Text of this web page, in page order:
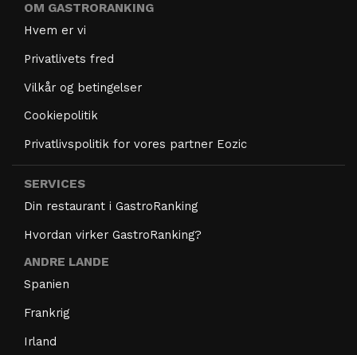
OM GASTRORANKING
Hvem er vi
Privatlivets fred
Vilkår og betingelser
Cookiepolitik
Privatlivspolitik for vores partner Eozic
SERVICES
Din restaurant i GastroRanking
Hvordan virker GastroRanking?
ANDRE LANDE
Spanien
Frankrig
Irland